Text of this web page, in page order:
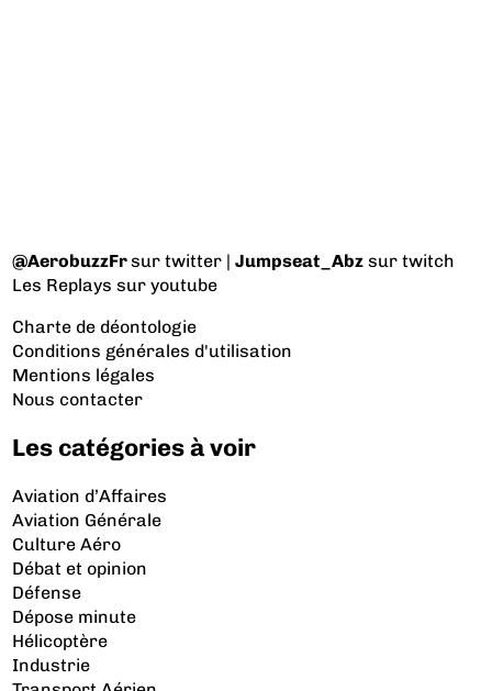
@AerobuzzFrsur twitter |Jumpseat_Abz sur twitch
Les Replays sur youtube
Charte de déontologie
Conditions générales d'utilisation
Mentions légales
Nous contacter
Les catégories à voir
Aviation d’Affaires
Aviation Générale
Culture Aéro
Débat et opinion
Défense
Dépose minute
Hélicoptère
Industrie